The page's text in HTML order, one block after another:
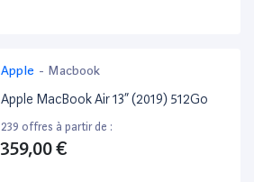
Apple - Macbook
Apple MacBook Air 13” (2019) 512Go
239 offres à partir de :
359,00 €